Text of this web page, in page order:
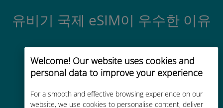
Welcome! Our website uses cookies and
personal data to improve your experience
For a smooth and effective browsing experience on our
website, we use cookies to personalise content, deliver
유비기 국제 eSIM이 우수한 이유
즉시 활성화